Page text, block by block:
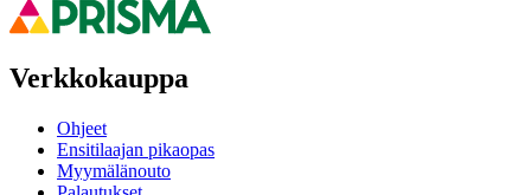
Verkkokauppa
Ohjeet
Ensitilaajan pikaopas
Myymälänouto